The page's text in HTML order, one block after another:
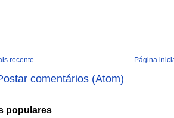
recente Página
comentários (Atom)
populares